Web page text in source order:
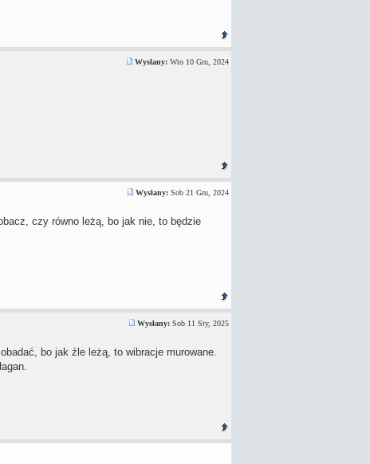
Wysłany:Wto 10 Gru, 2024
Wysłany:Sob 21 Gru, 2024
czy równo leżą, bo jak nie, to będzie
Wysłany:Sob 11 Sty, 2025
bo jak źle leżą, to wibracje murowane.